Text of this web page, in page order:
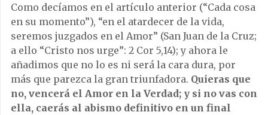
Como decíamos en el artículo anterior (“Cada cosa
en su momento”), “en el atardecer de la vida,
seremos juzgados en el Amor” (San Juan de la Cruz;
a ello “Cristo nos urge”: 2 Cor 5,14); y ahora le
añadimos que no lo es ni será la cara dura, por
más que parezca la gran triunfadora. Quieras que
no, vencerá el Amor en la Verdad; y si no vas con
ella, caerás al abismo definitivo en un final